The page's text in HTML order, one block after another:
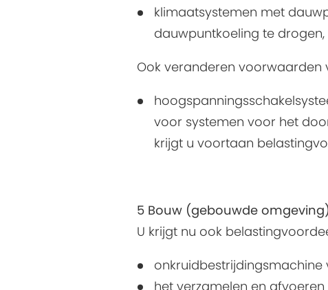
klimaatsystemen met
dauwpuntkoeling te drogen,
Ook veranderen
voor systemen voor het
krijgt u voortaan
5 Bouw (gebouwde
U krijgt nu ook
onkruidbestrijdingsmachine
het verzamelen en